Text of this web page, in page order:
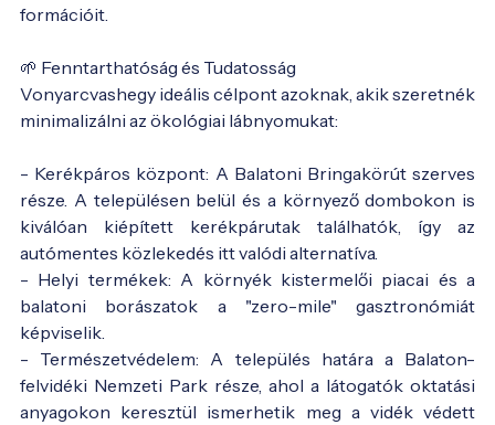
formációit.
🌱 Fenntarthatóság és Tudatosság
Vonyarcvashegy ideális célpont azoknak, akik szeretnék
minimalizálni az ökológiai lábnyomukat:
- Kerékpáros központ: A Balatoni Bringakörút szerves
része. A településen belül és a környező dombokon is
kiválóan kiépített kerékpárutak találhatók, így az
autómentes közlekedés itt valódi alternatíva.
- Helyi termékek: A környék kistermelői piacai és a
balatoni borászatok a "zero-mile" gasztronómiát
képviselik.
- Természetvédelem: A település határa a Balaton-
felvidéki Nemzeti Park része, ahol a látogatók oktatási
anyagokon keresztül ismerhetik meg a vidék védett